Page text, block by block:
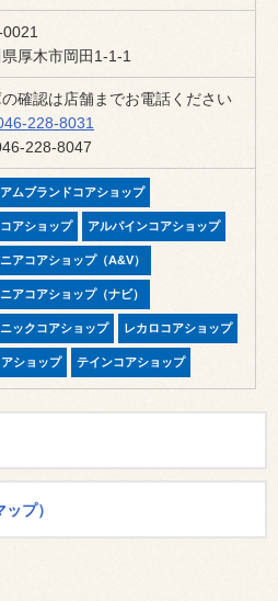
0021
厚木市岡田1-1-1
確認は店舗までお電話ください
228-8031
228-8047
ムブランドコアショップ
アショップ アルパインコアショップ
アコアショップ（A&V）
アコアショップ（ナビ）
ックコアショップ レカロコアショップ
ショップ テインコアショップ
プ）